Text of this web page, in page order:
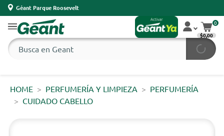
Géant Parque Roosevelt
0
$0,00
HOME PERFUMERÍA Y LIMPIEZA
PERFUMERÍA
CUIDADO CABELLO